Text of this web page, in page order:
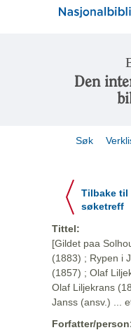
Den
Søk
Tilbake til
søketreff
Tittel:
[Gildet paa
(1883) ; Rypen i
(1857) ; Olaf
Olaf Liljekrans
Janss (ansv.) ...
Forfatter/